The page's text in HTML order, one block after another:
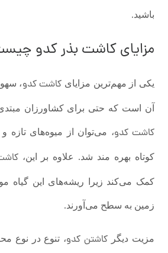
باشید.
مزایایکاشت بذر کدو
یکی از مهم‌ترین مزایای کاشت کدو،
آن است که حتی برای کشاورزان
کاشت کدو، می‌توان از میوه‌های
کوتاه بهره مند شد. علاوه بر این،
کمک می‌کند زیرا ریشه‌های این گیاه
زمین به سطح می‌آورند.
مزیت دیگر کاشتن کدو، تنوع در نوع